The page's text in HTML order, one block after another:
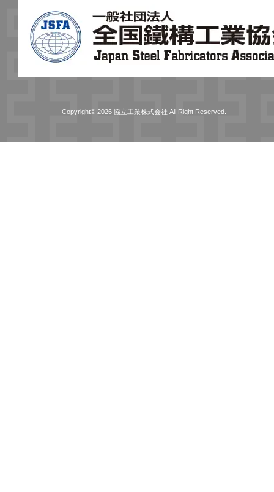
Copyright© 2026 協立工業株式会社 All Right Reserved.